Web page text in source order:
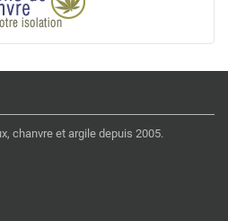
chanvre et argile depuis 2005.